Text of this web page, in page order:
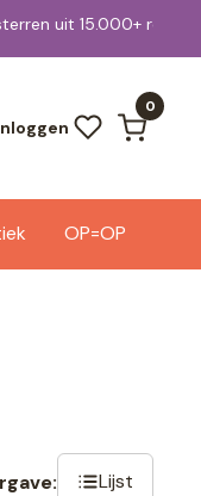
uit 15.000+
0
OP=OP
Lijst